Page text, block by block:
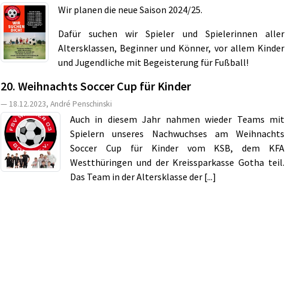
Wir planen die neue Saison 2024/25.
Dafür suchen wir Spieler und Spielerinnen aller
Altersklassen, Beginner und Könner, vor allem Kinder
und Jugendliche mit Begeisterung für Fußball!
20. Weihnachts Soccer Cup für Kinder
— 18.12.2023, André Penschinski
Auch in diesem Jahr nahmen wieder Teams mit
Spielern unseres Nachwuchses am Weihnachts
Soccer Cup für Kinder vom KSB, dem KFA
Westthüringen und der Kreissparkasse Gotha teil.
Das Team in der Altersklasse der [...]